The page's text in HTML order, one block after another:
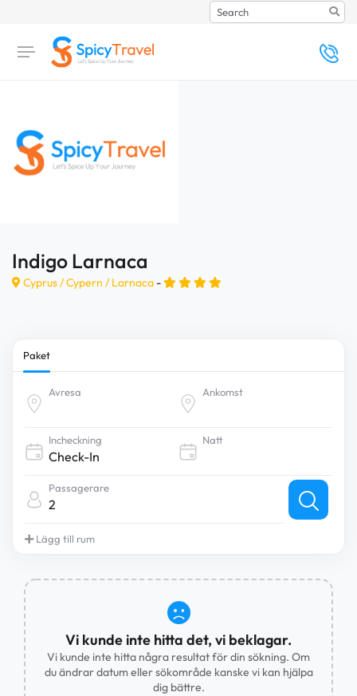
Search
Indigo Larnaca
Cyprus /Cypern / Larnaca -
Paket
Avresa Ankomst
Incheckning Natt
Passagerare
2
Lägg till rum
Vi kunde inte hitta det, vi beklagar.
Vi kunde inte hitta några resultat för din sökning. Om
du ändrar datum eller sökområde kanske vi kan hjälpa
dig bättre.